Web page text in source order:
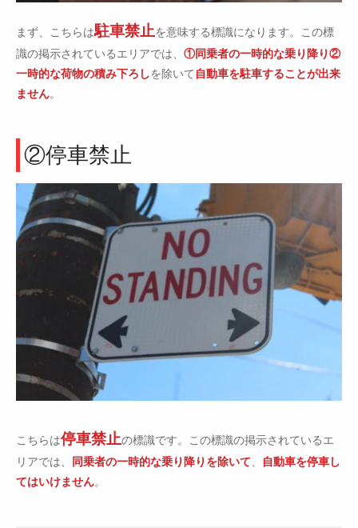
まず、こちらは駐車禁止を意味する標識になります。この標
識の掲示されているエリアでは、 ①同乗者の一時的な乗り降り②
一時的な荷物の積み下ろしを除いて 自動車を駐車することが出来
ません。
②停車禁止
こちらは停車禁止の標識です。この標識の掲示されているエ
リアでは、 同乗者の一時的な乗り降りを除いて
自動車を停車し
てはいけません。